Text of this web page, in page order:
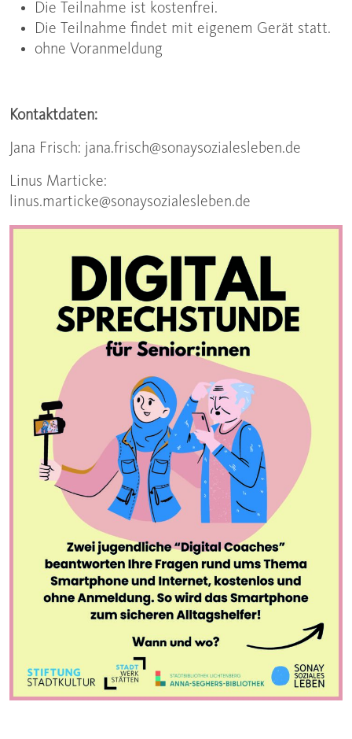
Die Teilnahme ist kostenfrei.
Die Teilnahme findet mit eigenem Gerät statt.
ohne Voranmeldung
Kontaktdaten:
Jana Frisch: jana.frisch@sonaysozialesleben.de
Linus Marticke:
linus.marticke@sonaysozialesleben.de